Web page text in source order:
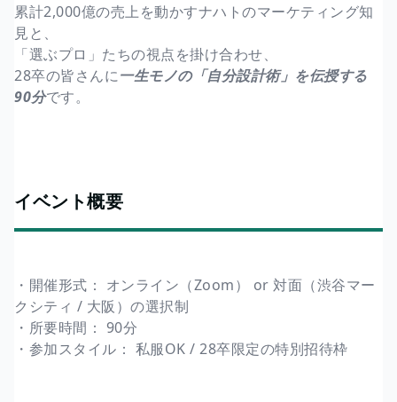
累計2,000億の売上を動かすナハトのマーケティング知
見と、
「選ぶプロ」たちの視点を掛け合わせ、
28卒の皆さんに一生モノの「自分設計術」を伝授する
90分です。
イベント概要
・開催形式： オンライン（Zoom） or 対面（渋谷マー
クシティ / 大阪）の選択制
・所要時間： 90分
・参加スタイル： 私服OK / 28卒限定の特別招待枠